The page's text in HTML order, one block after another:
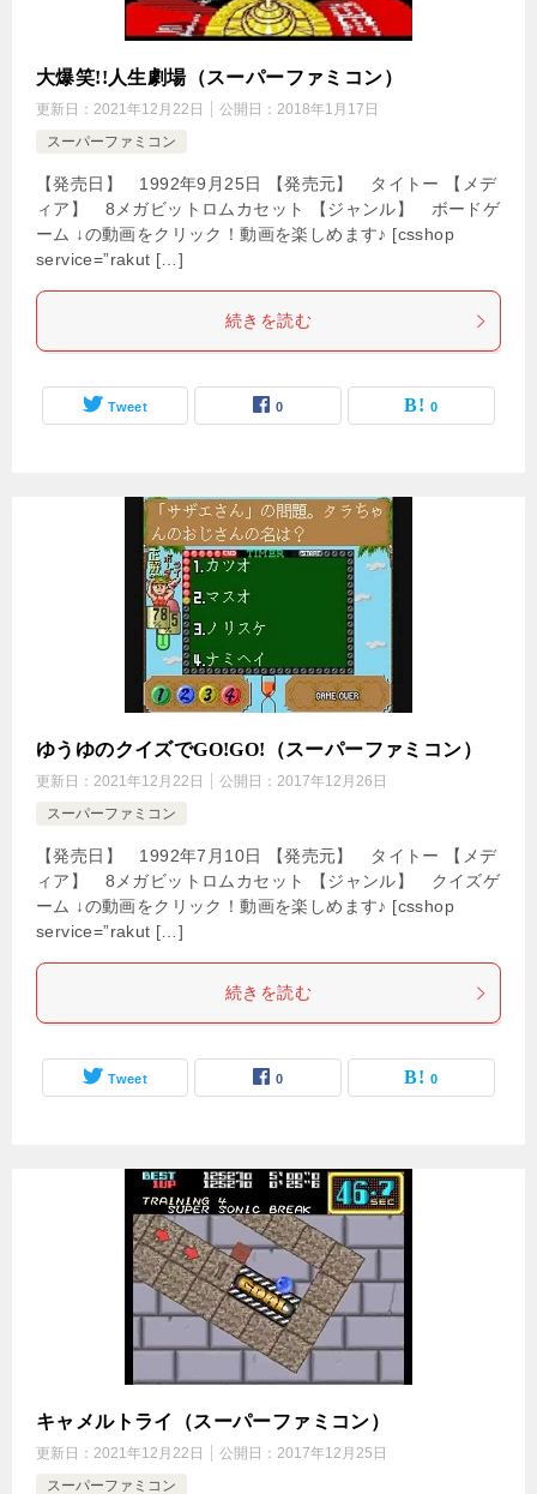
大爆笑!!人生劇場（スーパーファミコン）
更新日： 2021年12月22日 公開日： 2018年1月17日
スーパーファミコン
【発売日】 1992年9月25日 【発売元】 タイトー 【メデ
ィア】 8メガビットロムカセット 【ジャンル】 ボードゲ
ーム ↓の動画をクリック！動画を楽しめます♪ [csshop
service=”rakut […]
続きを読む
Tweet 0 0
ゆうゆのクイズでGO!GO!（スーパーファミコン）
更新日： 2021年12月22日 公開日： 2017年12月26日
スーパーファミコン
【発売日】 1992年7月10日 【発売元】 タイトー 【メデ
ィア】 8メガビットロムカセット 【ジャンル】 クイズゲ
ーム ↓の動画をクリック！動画を楽しめます♪ [csshop
service=”rakut […]
続きを読む
Tweet 0 0
キャメルトライ（スーパーファミコン）
更新日： 2021年12月22日 公開日： 2017年12月25日
スーパーファミコン